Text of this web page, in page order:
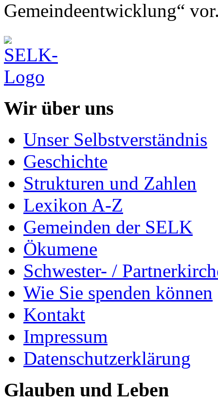
Gemeindeentwicklung“
Wir über uns
Unser Selbstverständnis
Geschichte
Strukturen und Zahlen
Lexikon A-Z
Gemeinden der SELK
Ökumene
Schwester- /
Wie Sie spenden können
Kontakt
Impressum
Datenschutzerklärung
Glauben und Leben